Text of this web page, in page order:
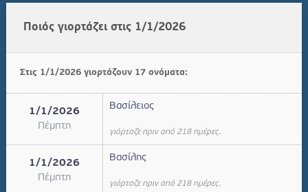
Ποιός γιορτάζει στις 1/1/2026
Στις 1/1/2026 γιορτάζουν 17 ονόματα:
1/1/2026
Πέμπτη
Βασίλειος
γιόρταζε πριν από 218 ημέρες.
1/1/2026
Πέμπτη
Βασίλης
γιόρταζε πριν από 218 ημέρες.